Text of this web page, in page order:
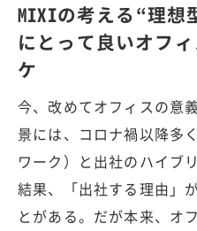
MIXIの考える“理想
にとって良いオフ
ケ
今、改めてオフィスの意
景には、コロナ禍以降多
ワーク）と出社のハイブ
結果、「出社する理由」
とがある。だが本来、オ